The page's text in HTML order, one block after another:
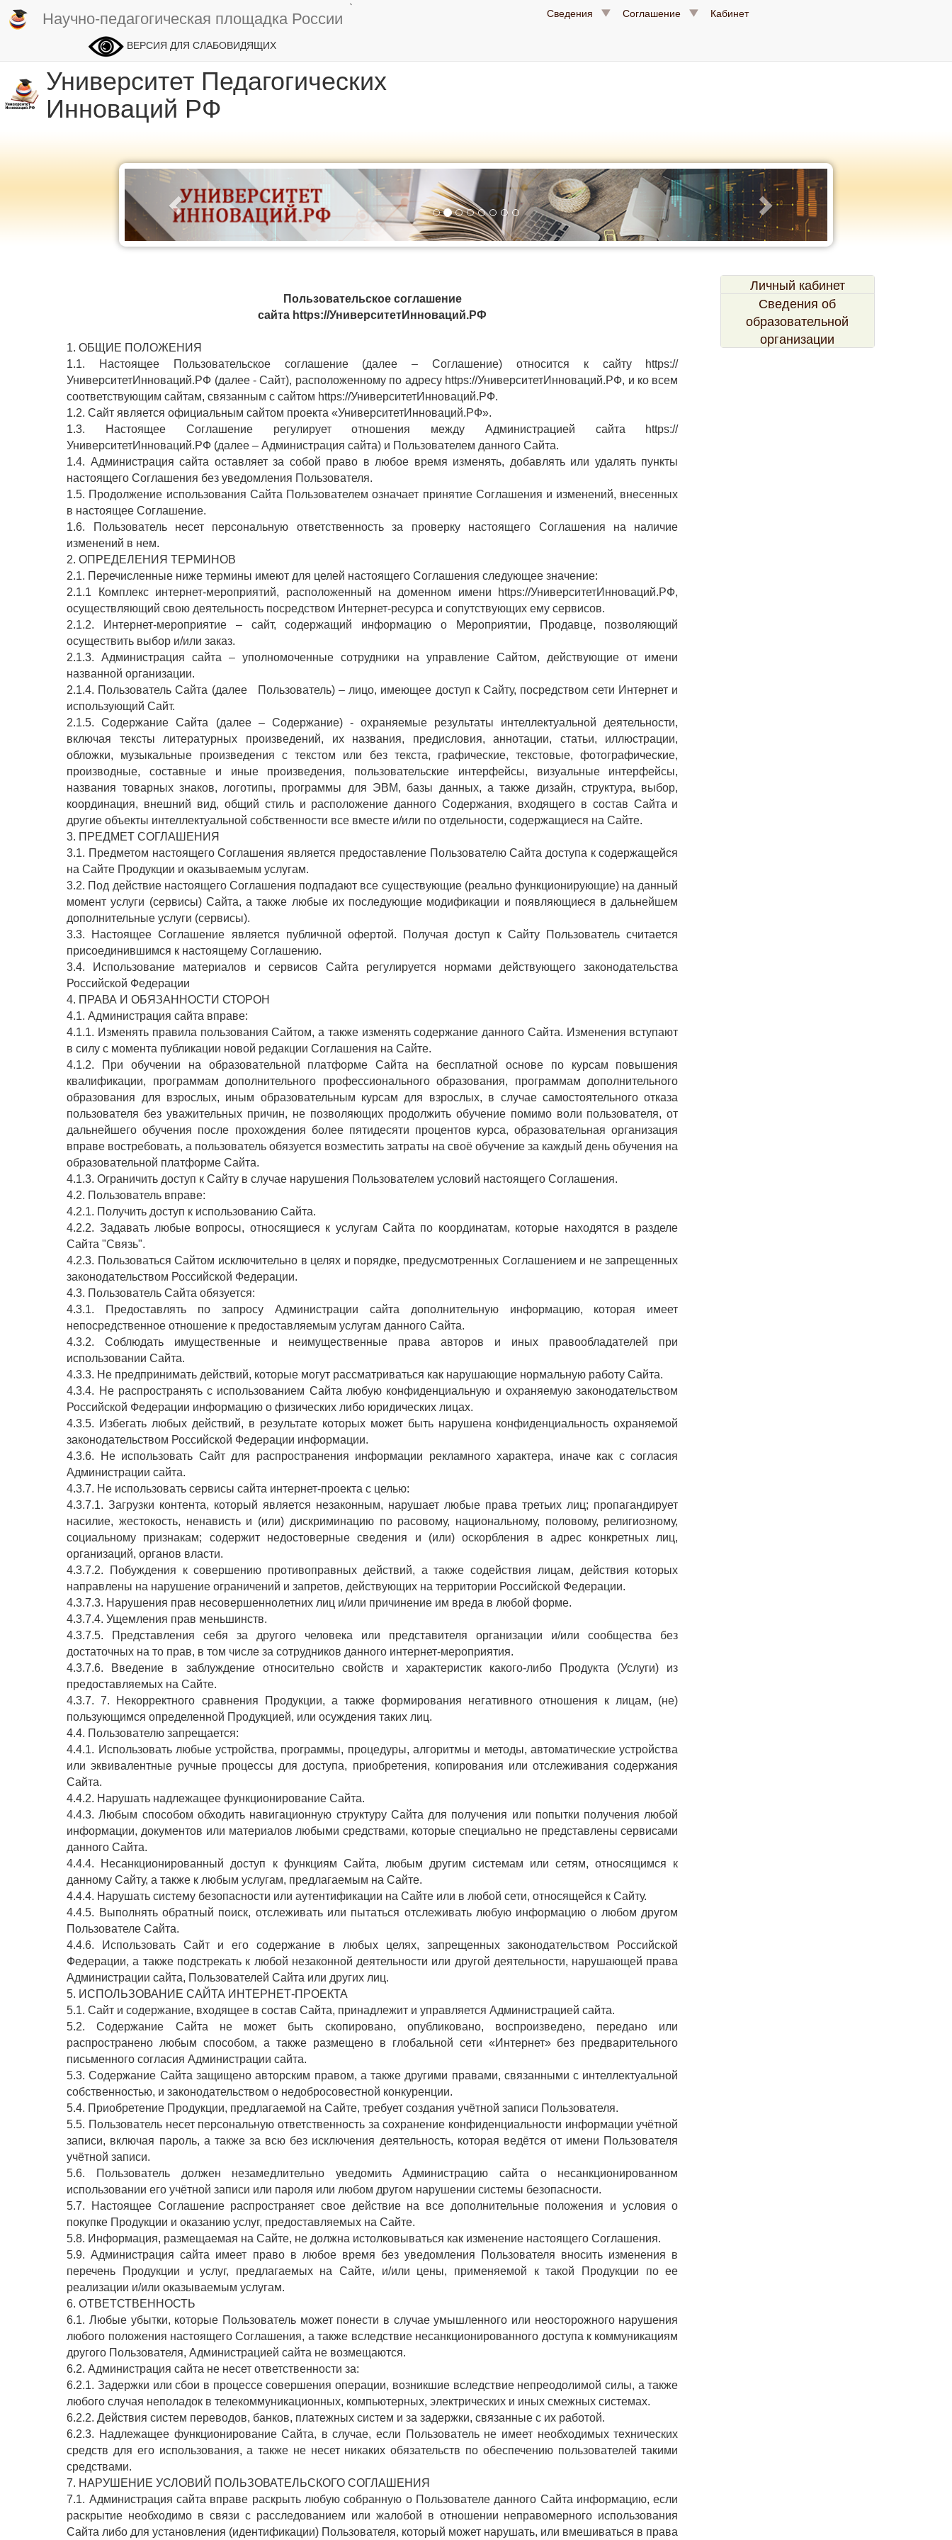
`
Научно-педагогическая площадка России
ВЕРСИЯ ДЛЯ СЛАБОВИДЯЩИХ
Сведения Соглашение Кабинет
Университет Педагогических
Инноваций РФ
Пользовательское соглашение
сайта https://УниверситетИнноваций.РФ
1. ОБЩИЕ ПОЛОЖЕНИЯ
1.1. Настоящее Пользовательское соглашение (далее – Соглашение) относится к сайту https://
УниверситетИнноваций.РФ (далее - Сайт), расположенному по адресу https://УниверситетИнноваций.РФ, и ко всем
соответствующим сайтам, связанным с сайтом https://УниверситетИнноваций.РФ.
1.2. Сайт является официальным сайтом проекта «УниверситетИнноваций.РФ».
1.3. Настоящее Соглашение регулирует отношения между Администрацией сайта https://
УниверситетИнноваций.РФ (далее – Администрация сайта) и Пользователем данного Сайта.
1.4. Администрация сайта оставляет за собой право в любое время изменять, добавлять или удалять пункты
настоящего Соглашения без уведомления Пользователя.
1.5. Продолжение использования Сайта Пользователем означает принятие Соглашения и изменений, внесенных
в настоящее Соглашение.
1.6. Пользователь несет персональную ответственность за проверку настоящего Соглашения на наличие
изменений в нем.
2. ОПРЕДЕЛЕНИЯ ТЕРМИНОВ
2.1. Перечисленные ниже термины имеют для целей настоящего Соглашения следующее значение:
2.1.1 Комплекс интернет-мероприятий, расположенный на доменном имени https://УниверситетИнноваций.РФ,
осуществляющий свою деятельность посредством Интернет-ресурса и сопутствующих ему сервисов.
2.1.2. Интернет-мероприятие – сайт, содержащий информацию о Мероприятии, Продавце, позволяющий
осуществить выбор и/или заказ.
2.1.3. Администрация сайта – уполномоченные сотрудники на управление Сайтом, действующие от имени
названной организации.
2.1.4. Пользователь Сайта (далее Пользователь) – лицо, имеющее доступ к Сайту, посредством сети Интернет и
использующий Сайт.
2.1.5. Содержание Сайта (далее – Содержание) - охраняемые результаты интеллектуальной деятельности,
включая тексты литературных произведений, их названия, предисловия, аннотации, статьи, иллюстрации,
обложки, музыкальные произведения с текстом или без текста, графические, текстовые, фотографические,
производные, составные и иные произведения, пользовательские интерфейсы, визуальные интерфейсы,
названия товарных знаков, логотипы, программы для ЭВМ, базы данных, а также дизайн, структура, выбор,
координация, внешний вид, общий стиль и расположение данного Содержания, входящего в состав Сайта и
другие объекты интеллектуальной собственности все вместе и/или по отдельности, содержащиеся на Сайте.
3. ПРЕДМЕТ СОГЛАШЕНИЯ
3.1. Предметом настоящего Соглашения является предоставление Пользователю Сайта доступа к содержащейся
на Сайте Продукции и оказываемым услугам.
3.2. Под действие настоящего Соглашения подпадают все существующие (реально функционирующие) на данный
момент услуги (сервисы) Сайта, а также любые их последующие модификации и появляющиеся в дальнейшем
дополнительные услуги (сервисы).
3.3. Настоящее Соглашение является публичной офертой. Получая доступ к Сайту Пользователь считается
присоединившимся к настоящему Соглашению.
3.4. Использование материалов и сервисов Сайта регулируется нормами действующего законодательства
Российской Федерации
4. ПРАВА И ОБЯЗАННОСТИ СТОРОН
4.1. Администрация сайта вправе:
4.1.1. Изменять правила пользования Сайтом, а также изменять содержание данного Сайта. Изменения вступают
в силу с момента публикации новой редакции Соглашения на Сайте.
4.1.2. При обучении на образовательной платформе Сайта на бесплатной основе по курсам повышения
квалификации, программам дополнительного профессионального образования, программам дополнительного
образования для взрослых, иным образовательным курсам для взрослых, в случае самостоятельного отказа
пользователя без уважительных причин, не позволяющих продолжить обучение помимо воли пользователя, от
дальнейшего обучения после прохождения более пятидесяти процентов курса, образовательная организация
вправе востребовать, а пользователь обязуется возместить затраты на своё обучение за каждый день обучения на
образовательной платформе Сайта.
4.1.3. Ограничить доступ к Сайту в случае нарушения Пользователем условий настоящего Соглашения.
4.2. Пользователь вправе:
4.2.1. Получить доступ к использованию Сайта.
4.2.2. Задавать любые вопросы, относящиеся к услугам Сайта по координатам, которые находятся в разделе
Сайта "Связь".
4.2.3. Пользоваться Сайтом исключительно в целях и порядке, предусмотренных Соглашением и не запрещенных
законодательством Российской Федерации.
4.3. Пользователь Сайта обязуется:
4.3.1. Предоставлять по запросу Администрации сайта дополнительную информацию, которая имеет
непосредственное отношение к предоставляемым услугам данного Сайта.
4.3.2. Соблюдать имущественные и неимущественные права авторов и иных правообладателей при
использовании Сайта.
4.3.3. Не предпринимать действий, которые могут рассматриваться как нарушающие нормальную работу Сайта.
4.3.4. Не распространять с использованием Сайта любую конфиденциальную и охраняемую законодательством
Российской Федерации информацию о физических либо юридических лицах.
4.3.5. Избегать любых действий, в результате которых может быть нарушена конфиденциальность охраняемой
законодательством Российской Федерации информации.
4.3.6. Не использовать Сайт для распространения информации рекламного характера, иначе как с согласия
Администрации сайта.
4.3.7. Не использовать сервисы сайта интернет-проекта с целью:
4.3.7.1. Загрузки контента, который является незаконным, нарушает любые права третьих лиц; пропагандирует
насилие, жестокость, ненависть и (или) дискриминацию по расовому, национальному, половому, религиозному,
социальному признакам; содержит недостоверные сведения и (или) оскорбления в адрес конкретных лиц,
организаций, органов власти.
4.3.7.2. Побуждения к совершению противоправных действий, а также содействия лицам, действия которых
направлены на нарушение ограничений и запретов, действующих на территории Российской Федерации.
4.3.7.3. Нарушения прав несовершеннолетних лиц и/или причинение им вреда в любой форме.
4.3.7.4. Ущемления прав меньшинств.
4.3.7.5. Представления себя за другого человека или представителя организации и/или сообщества без
достаточных на то прав, в том числе за сотрудников данного интернет-мероприятия.
4.3.7.6. Введение в заблуждение относительно свойств и характеристик какого-либо Продукта (Услуги) из
предоставляемых на Сайте.
4.3.7. 7. Некорректного сравнения Продукции, а также формирования негативного отношения к лицам, (не)
пользующимся определенной Продукцией, или осуждения таких лиц.
4.4. Пользователю запрещается:
4.4.1. Использовать любые устройства, программы, процедуры, алгоритмы и методы, автоматические устройства
или эквивалентные ручные процессы для доступа, приобретения, копирования или отслеживания содержания
Сайта.
4.4.2. Нарушать надлежащее функционирование Сайта.
4.4.3. Любым способом обходить навигационную структуру Сайта для получения или попытки получения любой
информации, документов или материалов любыми средствами, которые специально не представлены сервисами
данного Сайта.
4.4.4. Несанкционированный доступ к функциям Сайта, любым другим системам или сетям, относящимся к
данному Сайту, а также к любым услугам, предлагаемым на Сайте.
4.4.4. Нарушать систему безопасности или аутентификации на Сайте или в любой сети, относящейся к Сайту.
4.4.5. Выполнять обратный поиск, отслеживать или пытаться отслеживать любую информацию о любом другом
Пользователе Сайта.
4.4.6. Использовать Сайт и его содержание в любых целях, запрещенных законодательством Российской
Федерации, а также подстрекать к любой незаконной деятельности или другой деятельности, нарушающей права
Администрации сайта, Пользователей Сайта или других лиц.
5. ИСПОЛЬЗОВАНИЕ САЙТА ИНТЕРНЕТ-ПРОЕКТА
5.1. Сайт и содержание, входящее в состав Сайта, принадлежит и управляется Администрацией сайта.
5.2. Содержание Сайта не может быть скопировано, опубликовано, воспроизведено, передано или
распространено любым способом, а также размещено в глобальной сети «Интернет» без предварительного
письменного согласия Администрации сайта.
5.3. Содержание Сайта защищено авторским правом, а также другими правами, связанными с интеллектуальной
собственностью, и законодательством о недобросовестной конкуренции.
5.4. Приобретение Продукции, предлагаемой на Сайте, требует создания учётной записи Пользователя.
5.5. Пользователь несет персональную ответственность за сохранение конфиденциальности информации учётной
записи, включая пароль, а также за всю без исключения деятельность, которая ведётся от имени Пользователя
учётной записи.
5.6. Пользователь должен незамедлительно уведомить Администрацию сайта о несанкционированном
использовании его учётной записи или пароля или любом другом нарушении системы безопасности.
5.7. Настоящее Соглашение распространяет свое действие на все дополнительные положения и условия о
покупке Продукции и оказанию услуг, предоставляемых на Сайте.
5.8. Информация, размещаемая на Сайте, не должна истолковываться как изменение настоящего Соглашения.
5.9. Администрация сайта имеет право в любое время без уведомления Пользователя вносить изменения в
перечень Продукции и услуг, предлагаемых на Сайте, и/или цены, применяемой к такой Продукции по ее
реализации и/или оказываемым услугам.
6. ОТВЕТСТВЕННОСТЬ
6.1. Любые убытки, которые Пользователь может понести в случае умышленного или неосторожного нарушения
любого положения настоящего Соглашения, а также вследствие несанкционированного доступа к коммуникациям
другого Пользователя, Администрацией сайта не возмещаются.
6.2. Администрация сайта не несет ответственности за:
6.2.1. Задержки или сбои в процессе совершения операции, возникшие вследствие непреодолимой силы, а также
любого случая неполадок в телекоммуникационных, компьютерных, электрических и иных смежных системах.
6.2.2. Действия систем переводов, банков, платежных систем и за задержки, связанные с их работой.
6.2.3. Надлежащее функционирование Сайта, в случае, если Пользователь не имеет необходимых технических
средств для его использования, а также не несет никаких обязательств по обеспечению пользователей такими
средствами.
7. НАРУШЕНИЕ УСЛОВИЙ ПОЛЬЗОВАТЕЛЬСКОГО СОГЛАШЕНИЯ
7.1. Администрация сайта вправе раскрыть любую собранную о Пользователе данного Сайта информацию, если
раскрытие необходимо в связи с расследованием или жалобой в отношении неправомерного использования
Сайта либо для установления (идентификации) Пользователя, который может нарушать, или вмешиваться в права
Личный кабинет
Сведения об
образовательной
организации